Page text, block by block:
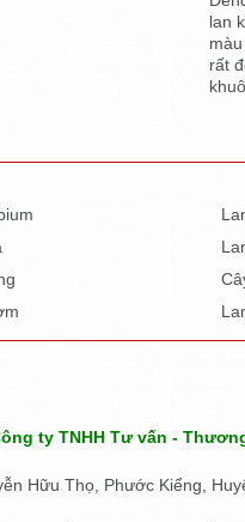
lan
rất
ty TNHH Tư vấn -
Hữu Thọ, Phước Kiểng,